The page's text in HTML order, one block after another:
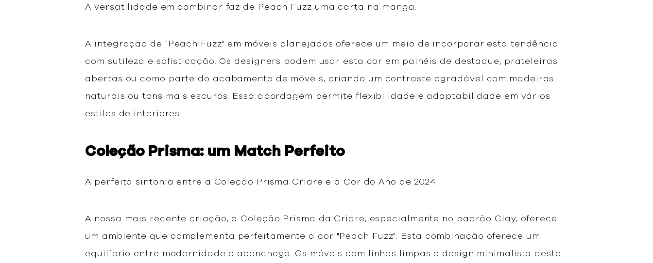
A versatilidade em combinar faz de Peach Fuzz uma carta na manga.
A integração de "Peach Fuzz" em móveis planejados oferece um meio de incorporar esta tendência
com sutileza e sofisticação. Os designers podem usar esta cor em painéis de destaque, prateleiras
abertas ou como parte do acabamento de móveis, criando um contraste agradável com madeiras
naturais ou tons mais escuros. Essa abordagem permite flexibilidade e adaptabilidade em vários
estilos de interiores.
Coleção Prisma: um Match Perfeito
A perfeita sintonia entre a Coleção Prisma Criare e a Cor do Ano de 2024.
A nossa mais recente criação, a Coleção Prisma da Criare, especialmente no padrão Clay, oferece
um ambiente que complementa perfeitamente a cor "Peach Fuzz". Esta combinação oferece um
equilíbrio entre modernidade e aconchego. Os móveis com linhas limpas e design minimalista desta